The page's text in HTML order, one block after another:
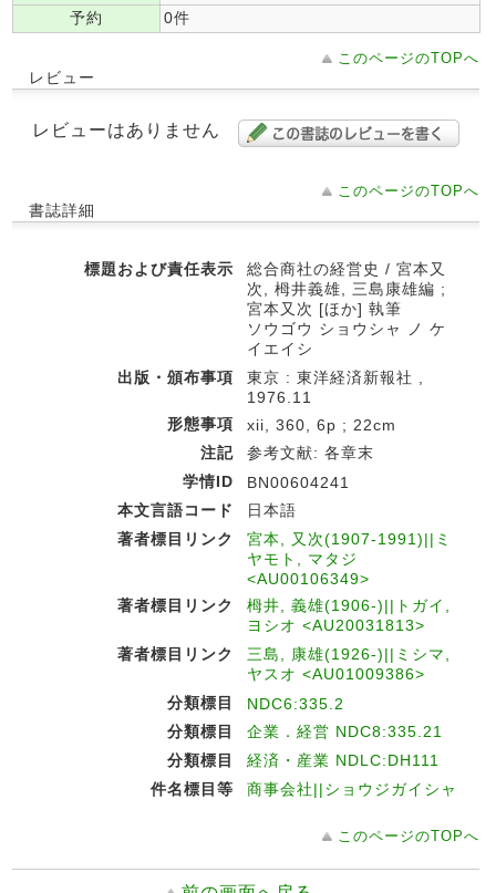
予約
0件
このページのTOPへ
レビュー
レビューはありません
このページのTOPへ
書誌詳細
標題および責任表示
総合商社の経営史 / 宮本又
次, 栂井義雄, 三島康雄編 ;
宮本又次 [ほか] 執筆
ソウゴウ ショウシャ ノ ケ
イエイシ
出版・頒布事項
東京 : 東洋経済新報社 ,
1976.11
形態事項
xii, 360, 6p ; 22cm
注記
参考文献: 各章末
学情ID
BN00604241
本文言語コード
日本語
著者標目リンク
宮本, 又次(1907-1991)||ミ
ヤモト, マタジ
<AU00106349>
著者標目リンク
栂井, 義雄(1906-)||トガイ,
ヨシオ <AU20031813>
著者標目リンク
三島, 康雄(1926-)||ミシマ,
ヤスオ <AU01009386>
分類標目
NDC6:335.2
分類標目
企業．経営 NDC8:335.21
分類標目
経済・産業 NDLC:DH111
件名標目等
商事会社||ショウジガイシャ
このページのTOPへ